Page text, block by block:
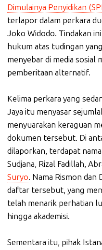
Dimulainya Penyidikan
terlapor dalam perkara
Joko Widodo. Tindakan
hukum atas tudingan
menyebar di media
pemberitaan alternatif.
Kelima perkara yang
Jaya itu menyasar
menyuarakan keraguan
dokumen tersebut. Di
dilaporkan, terdapat
Sudjana, Rizal Fadillah,
Suryo. Nama Rismon dan
daftar tersebut, yang
telah menarik perhatian
hingga akademisi.
Sementara itu, pihak